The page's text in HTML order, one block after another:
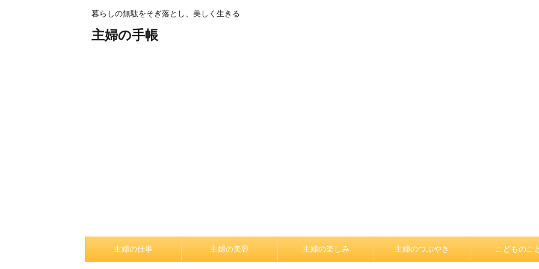
暮らしの無駄をそぎ落とし、美しく生きる
主婦の手帳
主婦の仕事 主婦の美容 主婦の楽しみ 主婦のつぶやき こどものこ